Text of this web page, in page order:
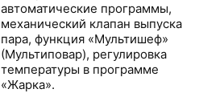
автоматические программы,
механический клапан выпуска
пара, функция «Мультишеф»
(Мультиповар), регулировка
температуры в программе
«Жарка».